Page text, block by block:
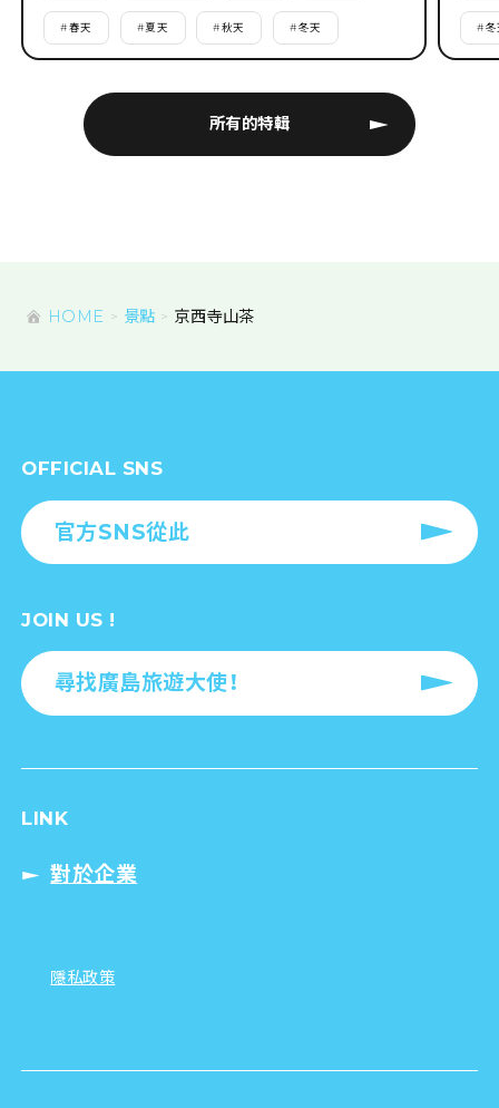
所有的特輯
#春天 #夏天 #秋天 #冬天 #冬
HOME 景點 京西寺山茶
OFFICIAL SNS
官方SNS從此
JOIN US !
尋找廣島旅遊大使！
LINK
對於企業
隱私政策